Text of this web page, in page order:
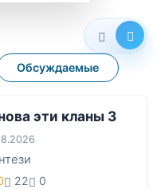
Обсуждаемые
эти кланы 3
22 0